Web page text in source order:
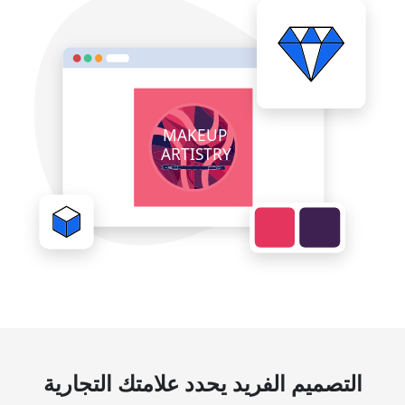
التصميم الفريد يحدد علامتك التجارية